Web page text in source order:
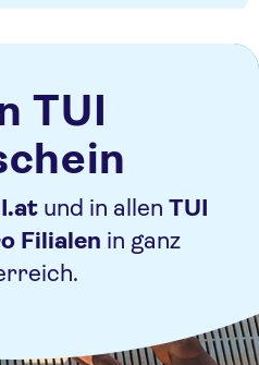
TUI
und in allen TUI
Filialen in ganz